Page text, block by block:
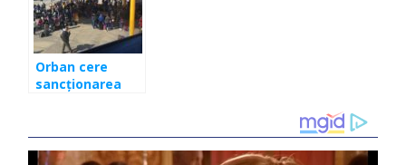
Orban cere
sancţionarea
Cluj. Motivul:
aglomeraţia de